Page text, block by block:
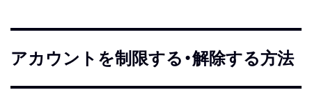
アカウントを制限する・解除する方法